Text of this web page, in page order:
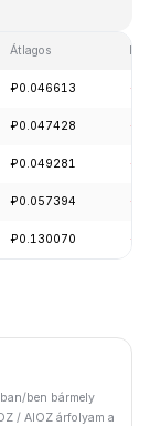
Átlagos
₽0.046613 -
₽0.047428 -
₽0.049281 -
₽0.057394 -
₽0.130070 -
ben bármely
/ AIOZ árfolyam a